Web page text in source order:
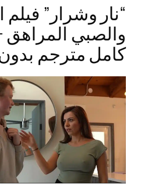
“نار وشرار” فيلم
كامل مترجم